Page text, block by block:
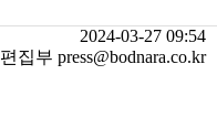
2024-03-27 09:54
편집부 press@bodnara.co.kr